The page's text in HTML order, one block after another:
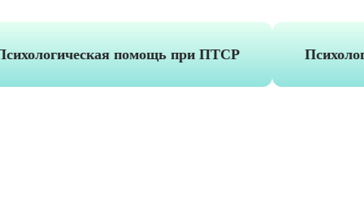
помощь при ПТСР